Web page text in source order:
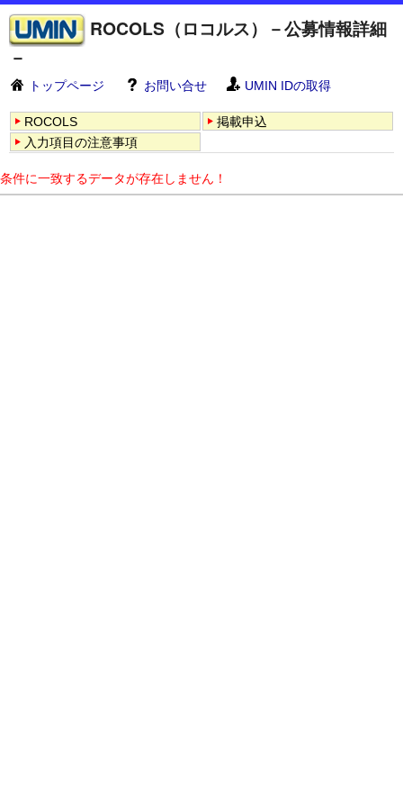
ROCOLS（ロコルス）－公募情報詳細
－
トップページ お問い合せ UMIN IDの取得
ROCOLS
掲載申込
入力項目の注意事項
条件に一致するデータが存在しません！